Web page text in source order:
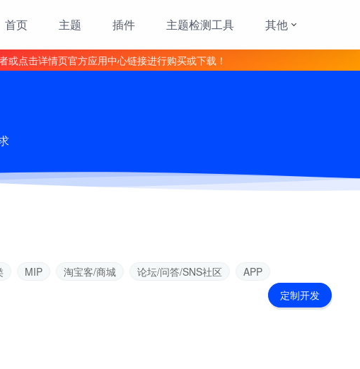
首页 主题 插件 主题检测工具 其他
点击详情页官方应用中心链接进行购买或下载！
MIP 淘宝客/商城 论坛/问答/SNS社区
APP
定制开发